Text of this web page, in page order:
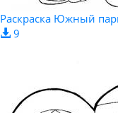
Pаскраска Южный
9